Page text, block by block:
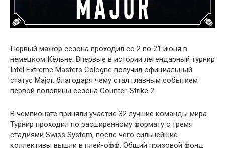
Первый мажор сезона проходил со 2 по 21 июня в
немецком Кёльне. Впервые в истории легендарный турнир
Intel Extreme Masters Cologne получил официальный
статус Major, благодаря чему стал главным событием
первой половины сезона Counter-Strike 2.
В чемпионате приняли участие 32 лучшие команды мира.
Турнир проходил по расширенному формату с тремя
стадиями Swiss System, после чего сильнейшие
коллективы вышли в плей-офф. Общий призовой фонд